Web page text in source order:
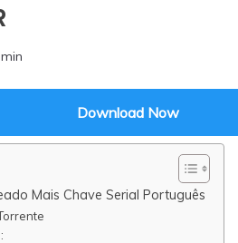
Download Now
Mais Chave Serial Português